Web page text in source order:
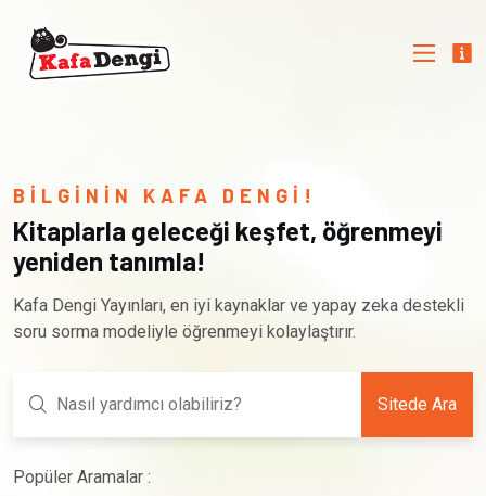
BİLGİNİN KAFA DENGİ!
Kitaplarla geleceği keşfet, öğrenmeyi
yeniden tanımla!
Kafa Dengi Yayınları, en iyi kaynaklar ve yapay zeka destekli
soru sorma modeliyle öğrenmeyi kolaylaştırır.
Sitede Ara
Popüler Aramalar :